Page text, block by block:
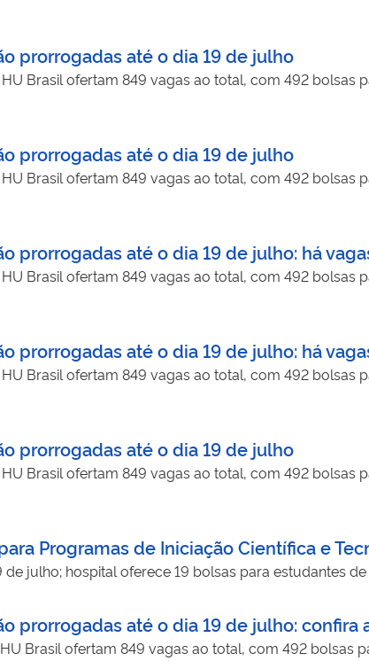
prorrogadas até o dia 19 de julho
Brasil ofertam 849 vagas ao total, com 492 bolsas
prorrogadas até o dia 19 de julho
Brasil ofertam 849 vagas ao total, com 492 bolsas
prorrogadas até o dia 19 de julho: há
Brasil ofertam 849 vagas ao total, com 492 bolsas
prorrogadas até o dia 19 de julho: há
Brasil ofertam 849 vagas ao total, com 492 bolsas
prorrogadas até o dia 19 de julho
Brasil ofertam 849 vagas ao total, com 492 bolsas
Programas de Iniciação Científica e
de julho; hospital oferece 19 bolsas para estudantes
prorrogadas até o dia 19 de julho:
Brasil ofertam 849 vagas ao total, com 492 bolsas